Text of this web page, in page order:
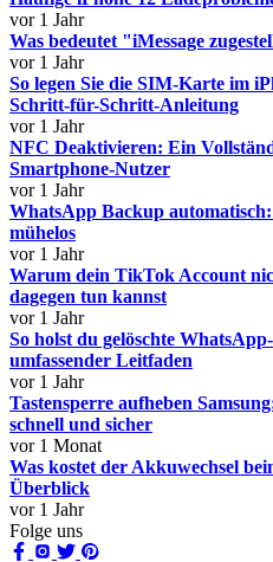
vor 1 Jahr
Was bedeutet "iMessage
vor 1 Jahr
So legen Sie die SIM-Karte im
Schritt-für-Schritt-Anleitung
vor 1 Jahr
NFC Deaktivieren: Ein
Smartphone-Nutzer
vor 1 Jahr
WhatsApp Backup
mühelos
vor 1 Jahr
Warum dein TikTok Account
dagegen tun kannst
vor 1 Jahr
So holst du gelöschte
umfassender Leitfaden
vor 1 Jahr
Tastensperre aufheben
schnell und sicher
vor 1 Monat
Was kostet der Akkuwechsel
Überblick
vor 1 Jahr
Folge uns